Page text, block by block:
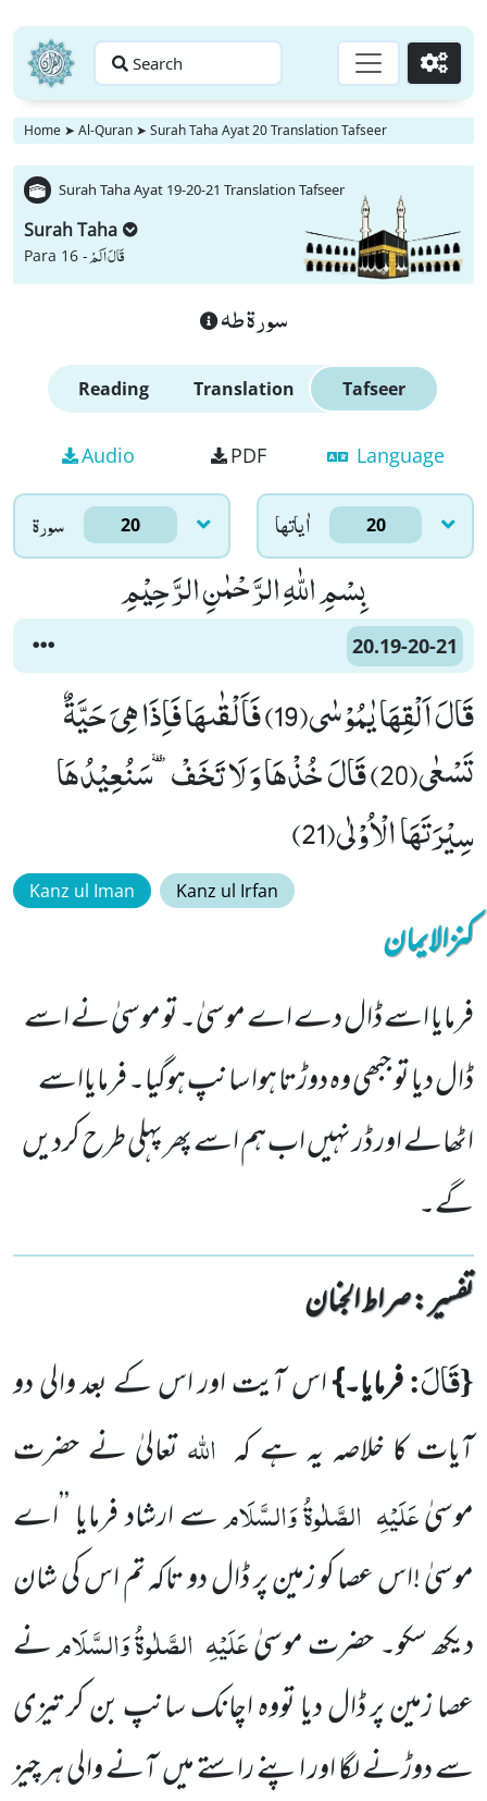
Search Go
Home ➤ Al-Quran ➤ Surah Taha Ayat 20 Translation Tafseer
Surah Taha Ayat 19-20-21 Translation Tafseer
Surah Taha
Para 16 -قَالَ اَلَمْ
سورة طه
Reading Translation Tafseer
Audio PDF Language
سورۃ 20 اٰياتها 20
بِسْمِ اللّٰهِ الرَّحْمٰنِ الرَّحِیْمِ
20.19-20-21
قَالَ اَلْقِهَا یٰمُوْسٰى(19) فَاَلْقٰىهَا فَاِذَا هِیَ حَیَّةٌ
تَسْعٰى(20) قَالَ خُذْهَا وَ لَا تَخَفْٙ-سَنُعِیْدُهَا
سِیْرَتَهَا الْاُوْلٰى(21)
Kanz ul Iman Kanz ul Irfan
کنزالایمان
فرمایا اسے ڈال دے اے موسیٰ۔ تو موسیٰ نے اسے
ڈال دیا تو جبھی وہ دوڑتا ہوا سانپ ہوگیا۔ فرمایااسے
اٹھالے اور ڈر نہیں اب ہم اسے پھر پہلی طرح کردیں
گے۔
تفسیر : ‎صراط الجنان
{قَالَ:فرمایا۔}اس آیت اور اس کے بعد والی دو
آیات کا خلاصہ یہ ہے کہ اللہتعالیٰ نے حضرت
موسیٰعَلَیْہِ الصَّلٰوۃُوَالسَّلَامسے ارشاد فرمایا ’’اے
موسیٰ !اس عصا کو زمین پر ڈال دو تاکہ تم اس کی شان
دیکھ سکو۔ حضرت موسیٰعَلَیْہِ الصَّلٰوۃُ وَالسَّلَامنے
عصا زمین پر ڈال دیا تووہ اچانک سانپ بن کر تیزی
سے دوڑنے لگا اور اپنے راستے میںآنے والی ہر چیز